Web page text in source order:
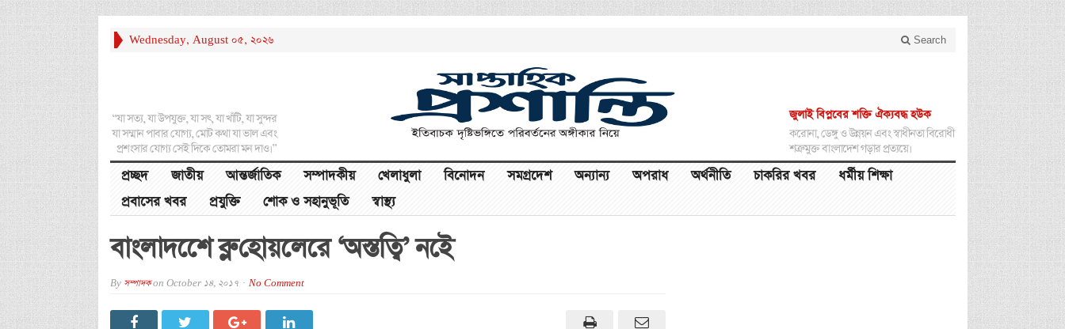
Wednesday, August 05, 2026 Search
“যা সত্য, যা উপযুক্ত, যা সৎ, যা খাঁটি, যা সুন্দর
যা সম্মান পাবার যোগ্য, মোট কথা যা ভাল এবং
প্রশংসার যোগ্য সেই দিকে তোমরা মন দাও।”
জুলাই বিপ্লবের শক্তি ঐক্যবদ্ধ হউক
করোনা, ডেঙ্গু ও উন্নয়ন এবং স্বাধীনতা বিরোধী
শত্রুমুক্ত বাংলাদেশ গড়ার প্রত্যয়ে।
প্রচ্ছদ জাতীয় আন্তর্জাতিক সম্পাদকীয় খেলাধুলা বিনোদন সমগ্রদেশ অন্যান্য অপরাধ অর্থনীতি চাকরির খবর
ধর্মীয় শিক্ষা
প্রবাসের খবর
প্রযুক্তি শোক ও সহানুভূতি স্বাস্থ্য
বাংলাদশেে ব্লু হোয়লেরে ‘অস্তত্বি’ নইে
By সম্পাদকon October 14, 2017 No Comment